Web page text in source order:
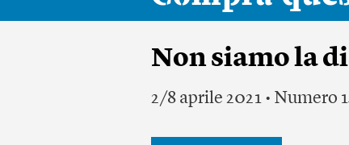
Non siamo la
2/8 aprile 2021 • Numero